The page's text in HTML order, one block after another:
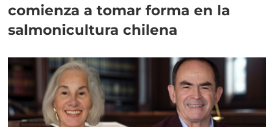
comienza a tomar forma en la
salmonicultura chilena